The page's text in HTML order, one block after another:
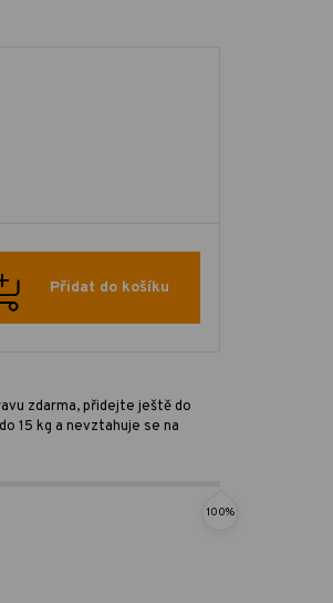
Přidat do košíku
zdarma, přidejte ještě do
15 kg a nevztahuje se na
100%